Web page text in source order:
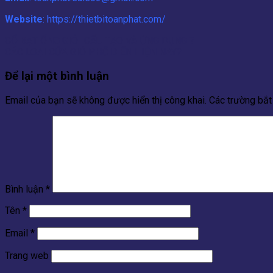
Website: https://thietbitoanphat.com/
Để lại một bình luận
Email của bạn sẽ không được hiển thị công khai. Các trường
Bình luận *
Tên *
Email *
Trang web